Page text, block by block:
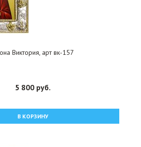
Виктория, арт вк-157
5 800 руб.
В КОРЗИНУ